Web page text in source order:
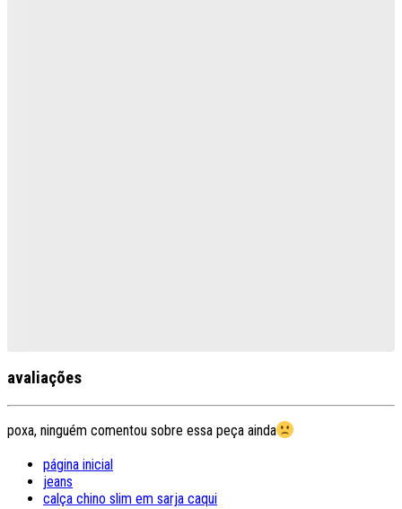
avaliações
poxa, ninguém comentou sobre essa peça ainda
página inicial
jeans
calça chino slim em sarja caqui